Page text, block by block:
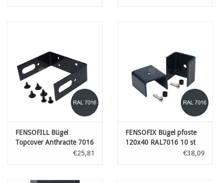
FENSOFILL Bügel
Topcover Anthracite 7016
€25,81
FENSOFIX Bügel pfoste
120x40 RAL7016 10 st
€38,09